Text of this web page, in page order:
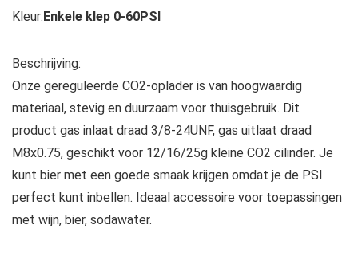
Kleur:Enkele klep 0-60PSI
Beschrijving:
Onze gereguleerde CO2-oplader is van hoogwaardig
materiaal, stevig en duurzaam voor thuisgebruik. Dit
product gas inlaat draad 3/8-24UNF, gas uitlaat draad
M8x0.75, geschikt voor 12/16/25g kleine CO2 cilinder. Je
kunt bier met een goede smaak krijgen omdat je de PSI
perfect kunt inbellen. Ideaal accessoire voor toepassingen
met wijn, bier, sodawater.